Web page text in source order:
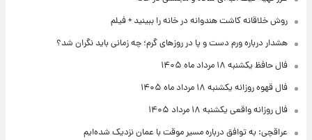
روش خلاقانه کاشت هندوانه در خانه را ببینید + فیلم
هشدار درباره ورم دست و پا در روزهای گرم؛ چه زمانی باید نگران شد؟
فال حافظ یکشنبه ۱۸ مرداد ماه ۱۴۰۵
فال قهوه روزانه یکشنبه ۱۸ مرداد ماه ۱۴۰۵
فال روزانه واقعی یکشنبه ۱۸ مرداد ۱۴۰۵
عراقچی: به توافق درباره مسیر موقت با عمان نزدیک شده‌ایم